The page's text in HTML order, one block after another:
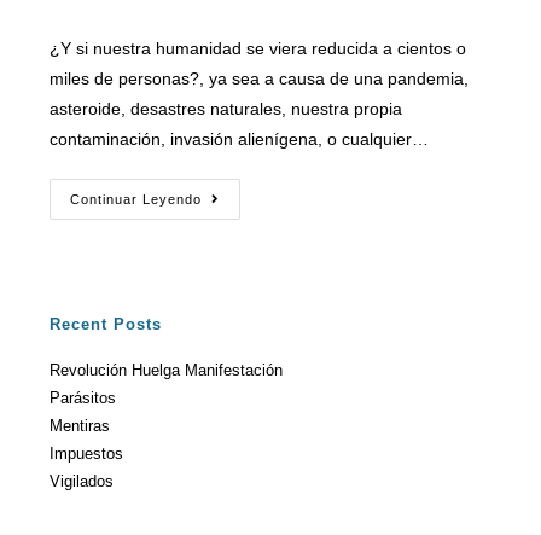
¿Y si nuestra humanidad se viera reducida a cientos o
miles de personas?, ya sea a causa de una pandemia,
asteroide, desastres naturales, nuestra propia
contaminación, invasión alienígena, o cualquier…
Continuar Leyendo
Recent Posts
Revolución Huelga Manifestación
Parásitos
Mentiras
Impuestos
Vigilados